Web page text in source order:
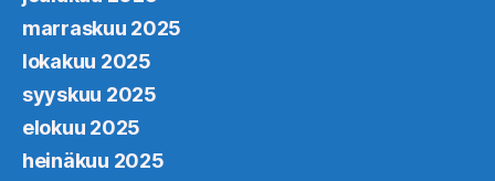
marraskuu 2025
lokakuu 2025
syyskuu 2025
elokuu 2025
heinäkuu 2025